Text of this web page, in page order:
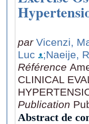
par Vicenzi,
Luc
;Naeije,
Référence
CLINICAL
Publication
Abstract de